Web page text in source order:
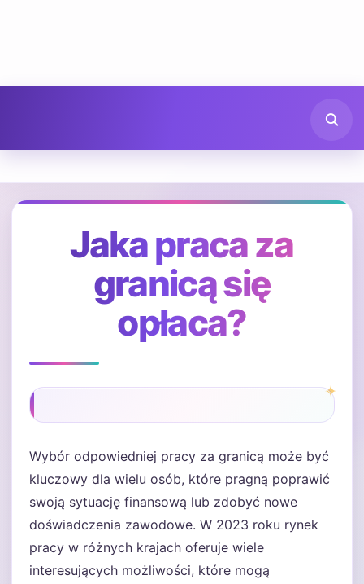
Jaka praca za
granicą się
opłaca?
Wybór odpowiedniej pracy za granicą może być
kluczowy dla wielu osób, które pragną poprawić
swoją sytuację finansową lub zdobyć nowe
doświadczenia zawodowe. W 2023 roku rynek
pracy w różnych krajach oferuje wiele
interesujących możliwości, które mogą